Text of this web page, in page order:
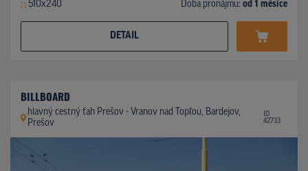
510x240 Doba pronájmu: od 1 měsíce
DETAIL
BILLBOARD
hlavný cestný ťah Prešov - Vranov nad Topľou, Bardejov,
Prešov
ID
42733